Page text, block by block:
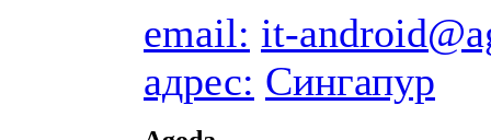
email: it-
адрес: Сингапур